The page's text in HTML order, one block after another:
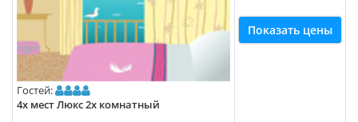
Гостей:
4х мест Люкс 2х комнатный
Показать цены